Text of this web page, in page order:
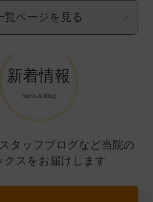
覧ページを見る
新着情報
News & Blog
タッフブログなど当院の
クスをお届けします